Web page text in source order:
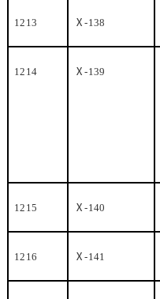
1213 Ⅹ-138
1214 Ⅹ-139
1215 Ⅹ-140
1216 Ⅹ-141